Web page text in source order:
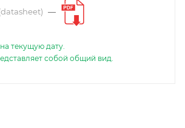
—
текущую дату.
собой общий вид.